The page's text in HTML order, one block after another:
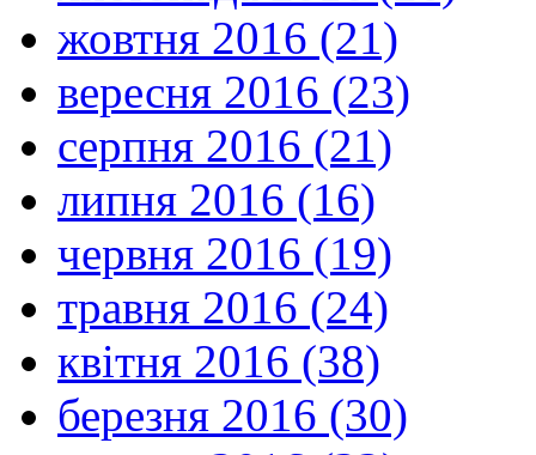
жовтня 2016 (21)
вересня 2016 (23)
серпня 2016 (21)
липня 2016 (16)
червня 2016 (19)
травня 2016 (24)
квітня 2016 (38)
березня 2016 (30)